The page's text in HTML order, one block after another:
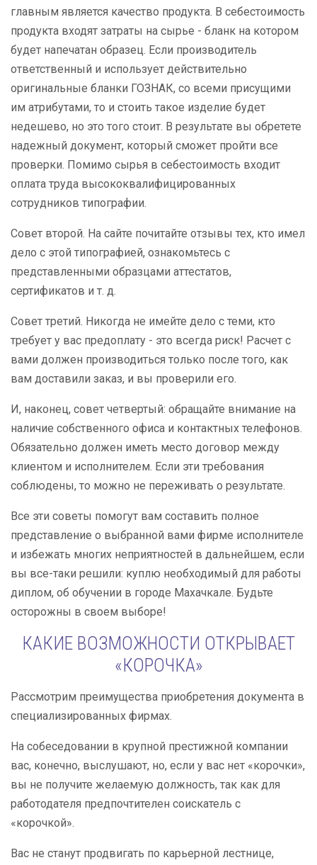
главным является качество продукта. В себестоимость
продукта входят затраты на сырье - бланк на котором
будет напечатан образец. Если производитель
ответственный и использует действительно
оригинальные бланки ГОЗНАК, со всеми присущими
им атрибутами, то и стоить такое изделие будет
недешево, но это того стоит. В результате вы обретете
надежный документ, который сможет пройти все
проверки. Помимо сырья в себестоимость входит
оплата труда высококвалифицированных
сотрудников типографии.
Совет второй. На сайте почитайте отзывы тех, кто имел
дело с этой типографией, ознакомьтесь с
представленными образцами аттестатов,
сертификатов и т. д.
Совет третий. Никогда не имейте дело с теми, кто
требует у вас предоплату - это всегда риск! Расчет с
вами должен производиться только после того, как
вам доставили заказ, и вы проверили его.
И, наконец, совет четвертый: обращайте внимание на
наличие собственного офиса и контактных телефонов.
Обязательно должен иметь место договор между
клиентом и исполнителем. Если эти требования
соблюдены, то можно не переживать о результате.
Все эти советы помогут вам составить полное
представление о выбранной вами фирме исполнителе
и избежать многих неприятностей в дальнейшем, если
вы все-таки решили: куплю необходимый для работы
диплом, об обучении в городе Махачкале. Будьте
осторожны в своем выборе!
КАКИЕ ВОЗМОЖНОСТИ ОТКРЫВАЕТ
«КОРОЧКА»
Рассмотрим преимущества приобретения документа в
специализированных фирмах.
На собеседовании в крупной престижной компании
вас, конечно, выслушают, но, если у вас нет «корочки»,
вы не получите желаемую должность, так как для
работодателя предпочтителен соискатель с
«корочкой».
Вас не станут продвигать по карьерной лестнице,